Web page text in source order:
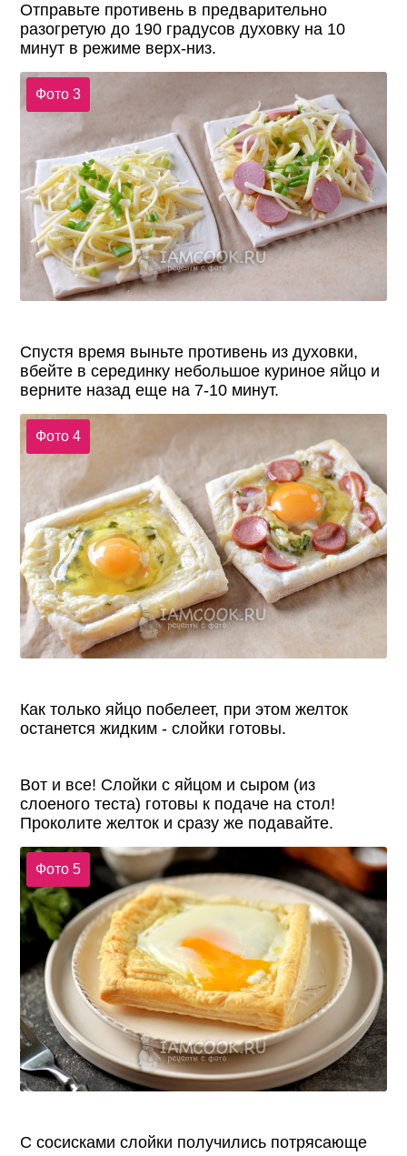
Отправьте противень в предварительно
разогретую до 190 градусов духовку на 10
минут в режиме верх-низ.
Фото 3
Спустя время выньте противень из духовки,
вбейте в серединку небольшое куриное яйцо и
верните назад еще на 7-10 минут.
Фото 4
Как только яйцо побелеет, при этом желток
останется жидким - слойки готовы.
Вот и все! Слойки с яйцом и сыром (из
слоеного теста) готовы к подаче на стол!
Проколите желток и сразу же подавайте.
Фото 5
С сосисками слойки получились потрясающе